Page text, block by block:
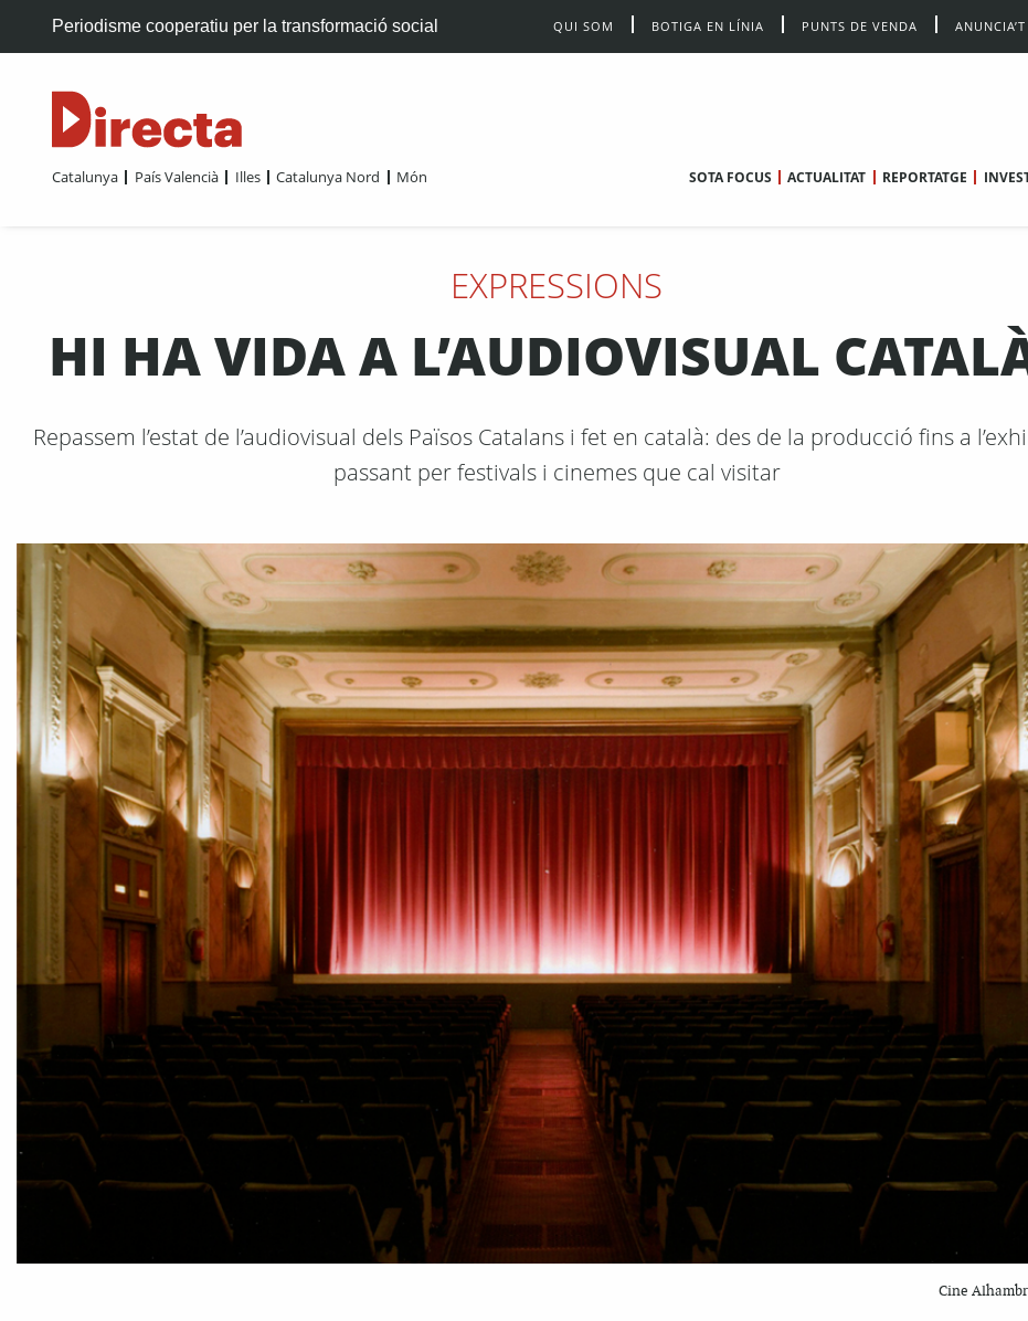
Periodisme cooperatiu per la transformació social QUI SOM BOTIGA EN LÍNIA PUNTS DE VENDA ANUNCIA’T
Catalunya País Valencià Illes Catalunya Nord Món SOTA FOCUS ACTUALITAT REPORTATGE
EXPRESSIONS
HI HA VIDA A L’AUDIOVISUAL
Repassem l’estat de l’audiovisual dels Països Catalans i fet en català: des de la producció fins a
passant per festivals i cinemes que cal visitar
Cine